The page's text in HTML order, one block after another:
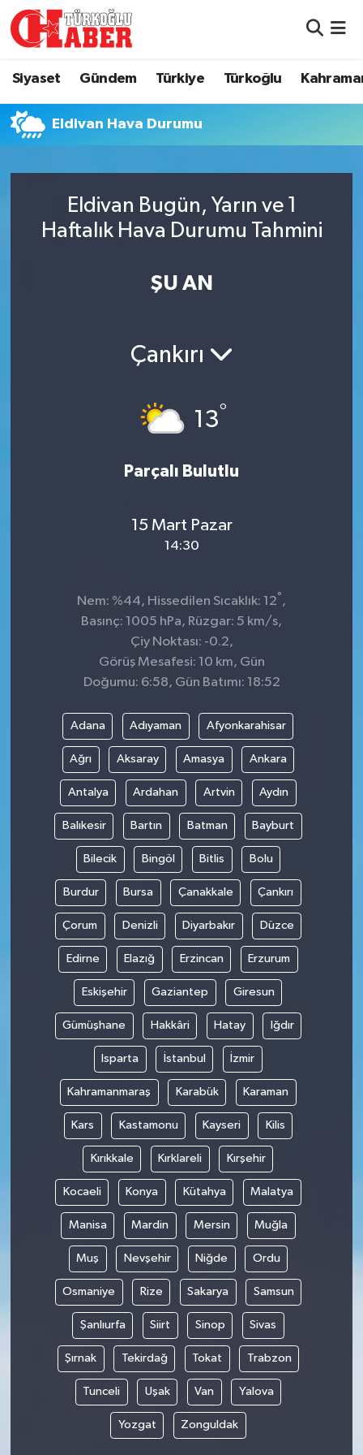
Siyaset Gündem Türkiye Türkoğlu
Eldivan Hava Durumu
Eldivan Bugün, Yarın ve 1
Haftalık Hava Durumu Tahmini
ŞU AN
Çankırı
13°
Parçalı Bulutlu
15 Mart Pazar
14:30
Nem: %44, Hissedilen Sıcaklık: 12° ,
Basınç: 1005 hPa, Rüzgar: 5 km/s,
Çiy Noktası: -0.2,
Görüş Mesafesi: 10 km, Gün
Doğumu: 6:58, Gün Batımı: 18:52
Adana Adıyaman Afyonkarahisar
Ağrı Aksaray Amasya Ankara
Antalya Ardahan Artvin Aydın
Balıkesir Bartın Batman Bayburt
Bilecik Bingöl Bitlis Bolu
Burdur Bursa Çanakkale Çankırı
Çorum Denizli Diyarbakır Düzce
Edirne Elazığ Erzincan Erzurum
Eskişehir Gaziantep Giresun
Gümüşhane Hakkâri Hatay Iğdır
Isparta İstanbul İzmir
Kahramanmaraş Karabük Karaman
Kars Kastamonu Kayseri Kilis
Kırıkkale Kırklareli Kırşehir
Kocaeli Konya Kütahya Malatya
Manisa Mardin Mersin Muğla
Muş Nevşehir Niğde Ordu
Osmaniye Rize Sakarya Samsun
Şanlıurfa Siirt Sinop Sivas
Şırnak Tekirdağ Tokat Trabzon
Tunceli Uşak Van Yalova
Yozgat Zonguldak
Gündem
Türkiye
Kahramanmaraş
Hava Durumu
Namaz Vakitleri
Süper Lig Puan Durumu ve Fikstür